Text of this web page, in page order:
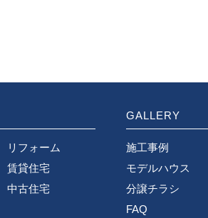
リフォーム
賃貸住宅
中古住宅
GALLERY
施工事例
モデルハウス
分譲チラシ
FAQ